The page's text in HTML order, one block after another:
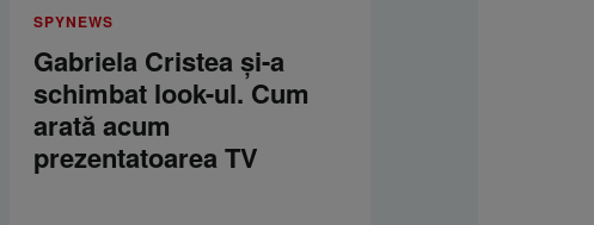
SPYNEWS
Gabriela Cristea și-a
schimbat look-ul. Cum
arată acum
prezentatoarea TV